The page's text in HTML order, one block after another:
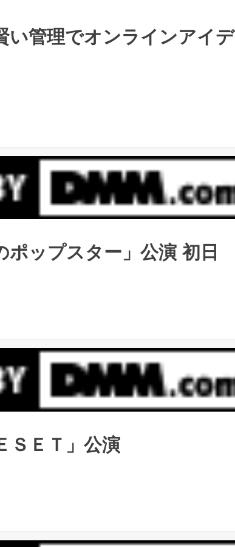
い管理でオンラインアイデ
ップスター」公演 初日
ＥＴ」公演